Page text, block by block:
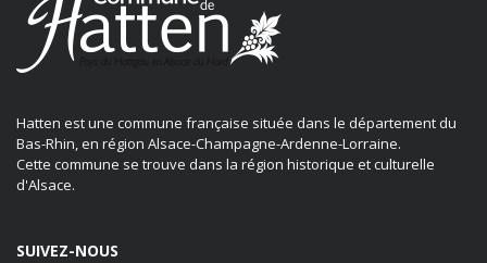
Hatten est une commune française située dans le département du
Bas-Rhin, en région Alsace-Champagne-Ardenne-Lorraine.
Cette commune se trouve dans la région historique et culturelle
d'Alsace.
SUIVEZ-NOUS